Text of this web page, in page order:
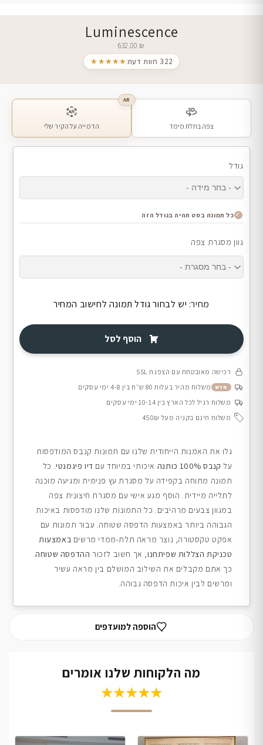
Luminescence
632.00 ₪
★★★★★
322 חוות דעת
צפה בתלת מימד
AR
הדמייה על הקיר שלי
גודל
כל תמונה בסט תהיה בגודל הזה
גוון מסגרת צפה
מחיר: יש לבחור גודל תמונה לחישוב המחיר
הוסף לסל
רכישה מאובטחת עם הצפנת SSL
חדש
משלוח מהיר בעלות 80 ש״ח בין 4-8 ימי עסקים
משלוח רגיל לכל הארץ בין 10-14 ימי עסקים
משלוח חינם בקניה מעל 450₪
גלו את האמנות הייחודית שלנו עם תמונות קנבס המודפסות
על קנבס 100% כותנה איכותי במיוחד עם דיו פיגמנטי. כל
תמונה מתוחה בקפידה על מסגרת עץ פנימית ומגיעה מוכנה
לתלייה מיידית. הוסף מגע אישי עם מסגרת חיצונית צפה
במגוון צבעים מרהיבים. כל התמונות שלנו מודפסות באיכות
הגבוהה ביותר באמצעות הדפסה שטוחה. עבור תמונות עם
אפקט טקסטורה, נוצר מראה תלת-ממדי מרשים באמצעות
טכניקת הצללות שפיתחנו, אך חשוב לזכור ההדפסה שטוחה.
כך אתם מקבלים את השילוב המושלם בין מראה עשיר
ומרשים לבין איכות הדפסה גבוהה.
הוספה למועדפים
מה הלקוחות שלנו אומרים
★★★★★